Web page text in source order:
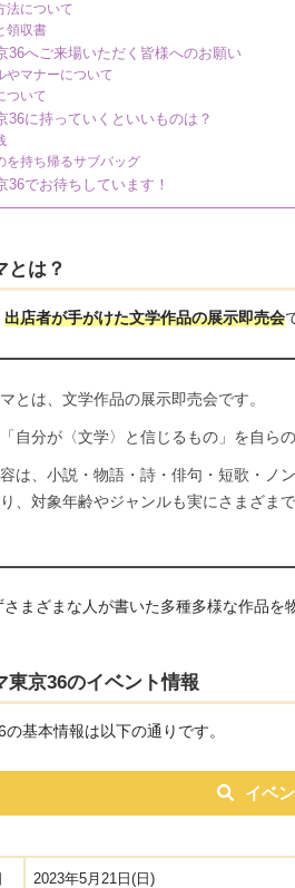
法について
領収書
36へご来場いただく皆様へのお願い
やマナーについて
ついて
36に持っていくといいものは？
を持ち帰るサブバッグ
36でお待ちしています！
とは？
出店者が手がけた文学作品の展示即売会
とは、文学作品の展示即売会です。
自分が〈文学〉と信じるもの」を自ら
は、小説・物語・詩・俳句・短歌・ノ
、対象年齢やジャンルも実にさまざまで
まざまな人が書いた多種多様な作品を
東京36のイベント情報
基本情報は以下の通りです。
イベ
2023年5月21日(日)